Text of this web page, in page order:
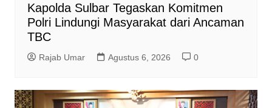
Kapolda Sulbar Tegaskan Komitmen
Polri Lindungi Masyarakat dari Ancaman
TBC
Rajab Umar Agustus 6, 2026 0